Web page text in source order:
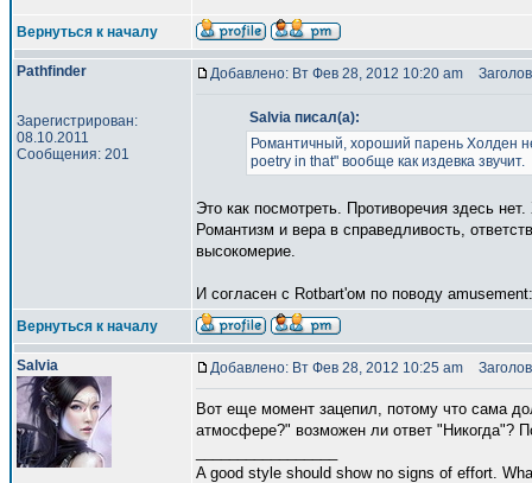
Вернуться к началу
Pathfinder
Зарегистрирован:
08.10.2011
Сообщения: 201
Добавлено: Вт Фев 28, 2012 10:20 am
Salvia писал(а):
Романтичный, хороший парень Холден
poetry in that" вообще как издевка звучит.
Это как посмотреть. Противоречия здесь
Романтизм и вера в справедливость,
высокомерие.
И согласен с Rotbart'ом по поводу
Вернуться к началу
Salvia Добавлено: Вт Фев 28, 2012 10:25 am
Вот еще момент зацепил, потому что сама
атмосфере?" возможен ли ответ "Никогда"?
A good style should show no signs of effort.